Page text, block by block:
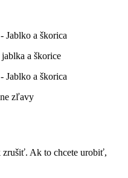
a škorice
zľavy
Ak to chcete urobiť,